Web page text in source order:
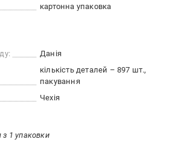
картонна упаковка
Данія
кількість деталей – 897 шт.
пакування
Чехія
1 упаковки